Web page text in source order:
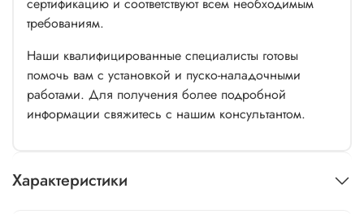
требованиям.
Наши квалифицированные специалисты готовы
помочь вам с установкой и пуско-наладочными
работами. Для получения более подробной
информации свяжитесь с нашим консультантом.
Характеристики